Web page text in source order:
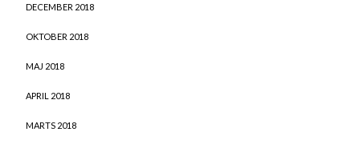
DECEMBER 2018
OKTOBER 2018
MAJ 2018
APRIL 2018
MARTS 2018